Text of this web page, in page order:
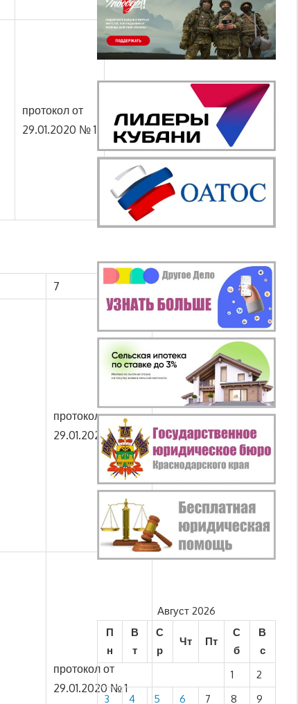
протокол от
29.01.2020 № 1
7
протокол от
29.01.2020 № 1
протокол от
29.01.2020 № 1
Август 2026
П
н
В
т
С
р
Чт Пт
С
б
В
с
1
2
3
4 5 6 7 8
9